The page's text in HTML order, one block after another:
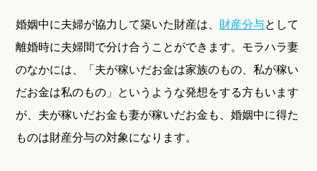
婚姻中に夫婦が協力して築いた財産は、 財産分与として
離婚時に夫婦間で分け合うことができます。モラハラ妻
のなかには、「夫が稼いだお金は家族のもの、私が稼い
だお金は私のもの」というような発想をする方もいます
が、夫が稼いだお金も妻が稼いだお金も、婚姻中に得た
ものは財産分与の対象になります。